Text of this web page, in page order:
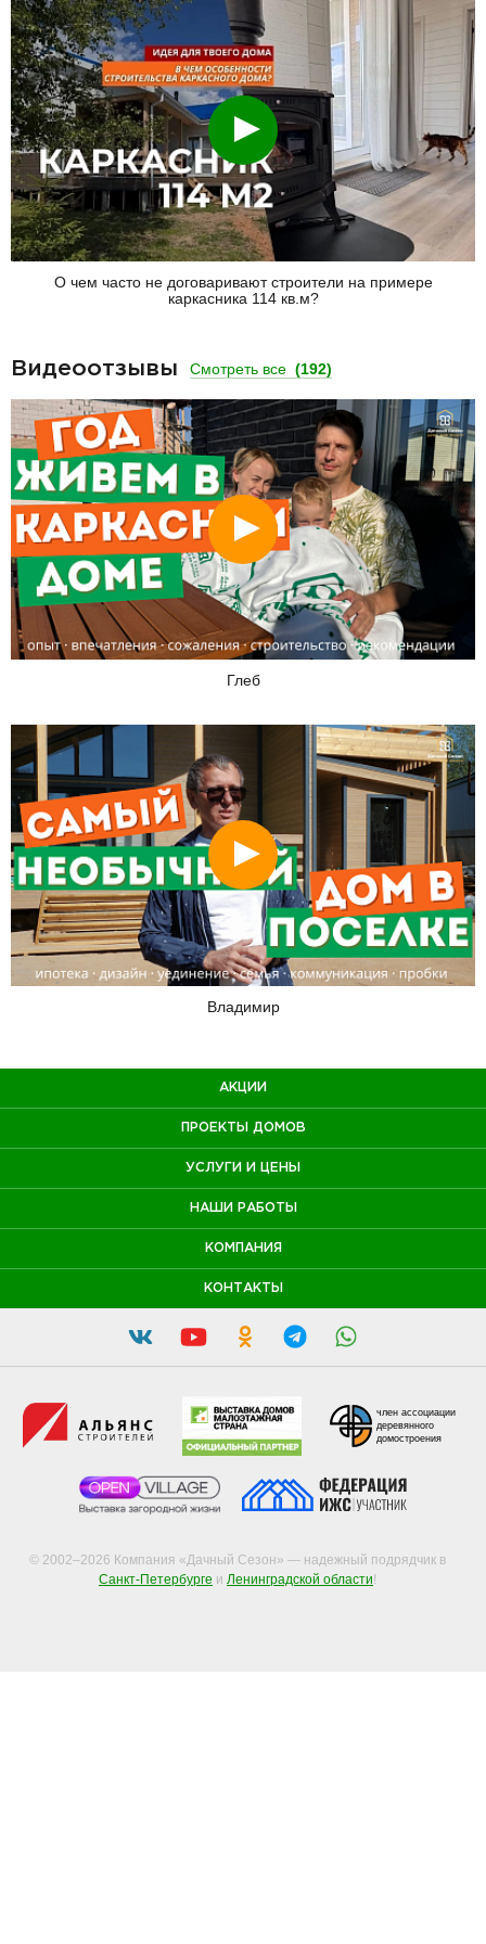
Смотреть
О чем часто не договаривают строители на примере
каркасника 114 кв.м?
Видеоотзывы Смотреть все (192)
Смотреть
Глеб
Смотреть
Владимир
АКЦИИ
ПРОЕКТЫ ДОМОВ
УСЛУГИ И ЦЕНЫ
НАШИ РАБОТЫ
КОМПАНИЯ
КОНТАКТЫ
© 2002–2026 Компания «Дачный Сезон» — надежный подрядчик в
Санкт-Петербурге и Ленинградской области!
член ассоциации
деревянного
домостроения